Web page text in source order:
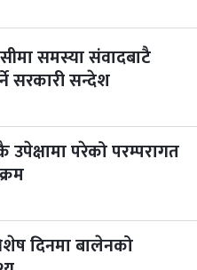
२ महिना बाँकी
३ महिना बाँकी
समस्या संवादबाटै
सरकारी सन्देश
उपेक्षामा परेको परम्परागत
दिनमा बालेनको